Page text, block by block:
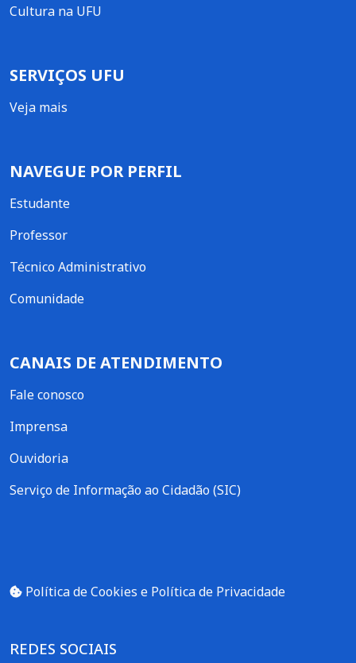
Cultura na UFU
SERVIÇOS UFU
Veja mais
NAVEGUE POR PERFIL
Estudante
Professor
Técnico Administrativo
Comunidade
CANAIS DE ATENDIMENTO
Fale conosco
Imprensa
Ouvidoria
Serviço de Informação ao Cidadão (SIC)
Política de Cookies e Política de Privacidade
REDES SOCIAIS